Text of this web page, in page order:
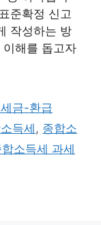
준확정 신고
작성하는 방
해를 돕고자
금-환급
득세, 종합소
합소득세 과세